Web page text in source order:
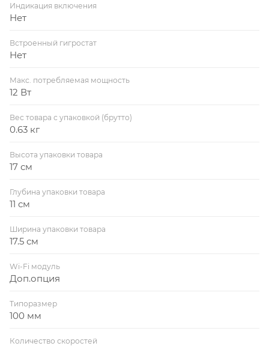
Индикация включения
Нет
Встроенный гигростат
Нет
Макс. потребляемая мощность
12 Вт
Вес товара с упаковкой (брутто)
0.63 кг
Высота упаковки товара
17 см
Глубина упаковки товара
11 см
Ширина упаковки товара
17.5 см
Wi-Fi модуль
Доп.опция
Типоразмер
100 мм
Количество скоростей